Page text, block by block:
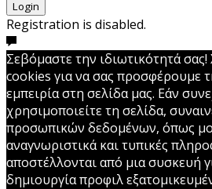
Login
Registration is disabled.
Σεβόμαστε την ιδιωτικότητά
cookies για να σας προσφέρουμε
εμπειρία στη σελίδα μας. Εάν
χρησιμοποιείτε τη σελίδα,
προσωπικών δεδομένων, όπως
αναγνωριστικά και τυπικές
αποστέλλονται από μια συσκευή
δημιουργία προφιλ